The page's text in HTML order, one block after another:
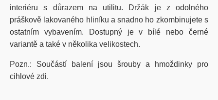
interiéru s důrazem na utilitu. Držák je z odolného
práškově lakovaného hliníku a snadno ho zkombinujete s
ostatním vybavením. Dostupný je v bílé nebo černé
variantě a také v několika velikostech.
Pozn.: Součástí balení jsou šrouby a hmoždinky pro
cihlové zdi.